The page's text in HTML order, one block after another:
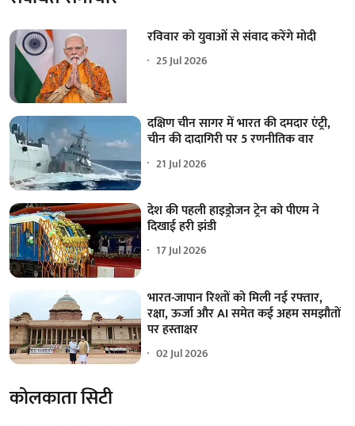
रविवार को युवाओं से संवाद करेंगे मोदी
25 Jul 2026
दक्षिण चीन सागर में भारत की दमदार एंट्री,
चीन की दादागिरी पर 5 रणनीतिक वार
21 Jul 2026
देश की पहली हाइड्रोजन ट्रेन को पीएम ने
दिखाई हरी झंडी
17 Jul 2026
भारत-जापान रिश्तों को मिली नई रफ्तार,
रक्षा, ऊर्जा और AI समेत कई अहम समझौतों
पर हस्ताक्षर
02 Jul 2026
कोलकाता सिटी